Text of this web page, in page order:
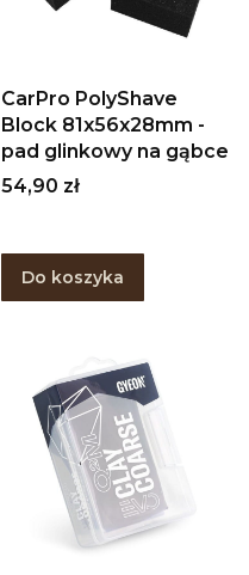
CarPro PolyShave
Block 81x56x28mm -
pad glinkowy na gąbce
Cena
54,90 zł
Do koszyka